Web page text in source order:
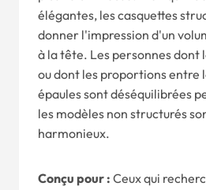
élégantes, les casquettes
donner l'impression d'un
à la tête. Les personnes dont
ou dont les proportions entre
épaules sont déséquilibrées
les modèles non structurés
harmonieux.
Conçu pour : Ceux qui